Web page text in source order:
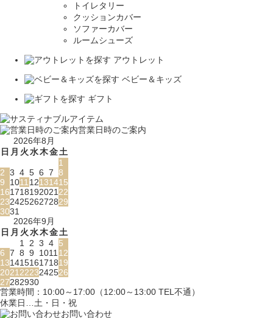
トイレタリー
クッションカバー
ソファーカバー
ルームシューズ
アウトレット
ベビー＆キッズ
ギフト
営業日時のご案内
2026年8月
日 月 火水木金土
1
2 3 4 5 6 7 8
9
101112131415
16171819202122
23242526272829
3031
2026年9月
日 月 火水木金土
1 2 3 4 5
6 7 8 9 101112
13141516171819
20212223242526
27282930
営業時間：10:00～17:00（12:00～13:00 TEL不通）
休業日…土・日・祝
お問い合わせ